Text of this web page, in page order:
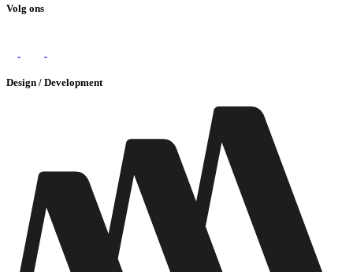
Volg ons
Design / Development